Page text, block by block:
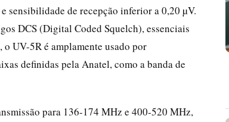
sensibilidade de recepção inferior a 0,20 µV.
DCS (Digital Coded Squelch), essenciais
UV-5R é amplamente usado por
definidas pela Anatel, como a banda de
para 136-174 MHz e 400-520 MHz,